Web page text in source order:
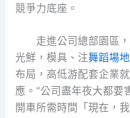
競爭力底座。
走進公司總部園區
光鮮，模具、注舞蹈場地
布局，高低游配套企業
應。“公司盡年夜大都要
開車所需時間「現在，